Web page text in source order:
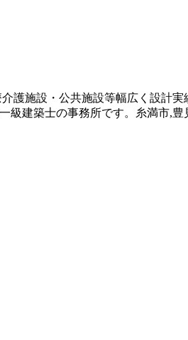
護施設・公共施設等幅広く設計
建築士の事務所です。糸満市,